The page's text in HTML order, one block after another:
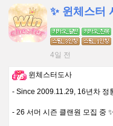
✨ 윈체스터
4일 전
윈체스터도사
- Since 2009.11.29, 16년차
- 26 서머 시즌 클랜원 모집 중